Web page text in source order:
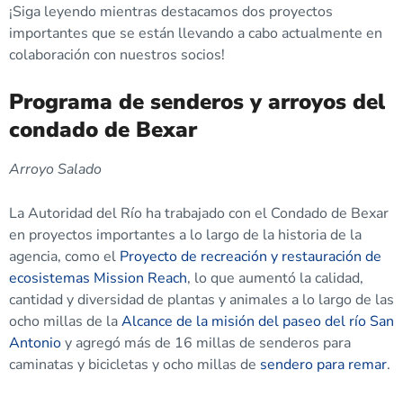
¡Siga leyendo mientras destacamos dos proyectos
importantes que se están llevando a cabo actualmente en
colaboración con nuestros socios!
Programa de senderos y arroyos del
condado de Bexar
Arroyo Salado
La Autoridad del Río ha trabajado con el Condado de Bexar
en proyectos importantes a lo largo de la historia de la
agencia, como el Proyecto de recreación y restauración de
ecosistemas Mission Reach, lo que aumentó la calidad,
cantidad y diversidad de plantas y animales a lo largo de las
ocho millas de laAlcance de la misión del paseo del río San
Antonioy agregó más de 16 millas de senderos para
caminatas y bicicletas y ocho millas de sendero para remar.